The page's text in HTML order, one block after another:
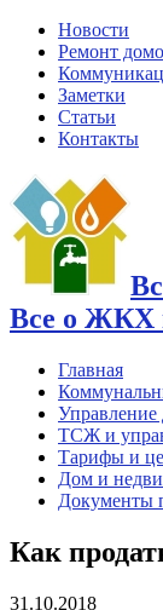
Новости
Ремонт
Заметки
Статьи
Контакты
Все о ЖКХ
Главная
ТСЖ и
Тарифы и
Дом и
Как
31.10.2018